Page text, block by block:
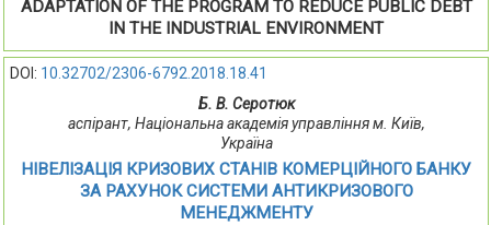
ADAPTATION OF THE PROGRAM TO REDUCE PUBLIC DEBT
IN THE INDUSTRIAL ENVIRONMENT
DOI: 10.32702/2306-6792.2018.18.41
Б. В. Серотюк
аспірант, Національна академія управління м. Київ,
Україна
НІВЕЛІЗАЦІЯ КРИЗОВИХ СТАНІВ КОМЕРЦІЙНОГО БАНКУ
ЗА РАХУНОК СИСТЕМИ АНТИКРИЗОВОГО
МЕНЕДЖМЕНТУ